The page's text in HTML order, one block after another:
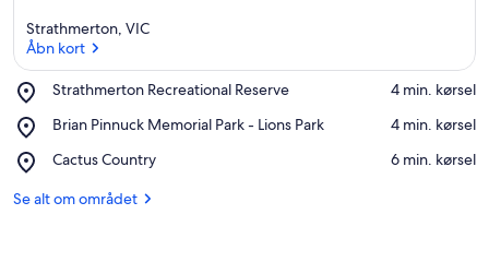
Strathmerton, VIC
Åbn kort
Strathmerton Recreational Reserve
Place,
Recreational
‪4 min. kørsel‬
Brian Pinnuck Memorial Park - Lions Park
Place,
Pinnuck
Park
‪4 min. kørsel‬
Cactus Country
Place,
Country
‪6 min. kørsel‬
Se alt om området